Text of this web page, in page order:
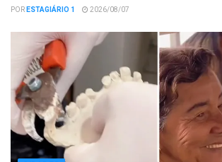
PORESTAGIÁRIO 1 2026/08/07